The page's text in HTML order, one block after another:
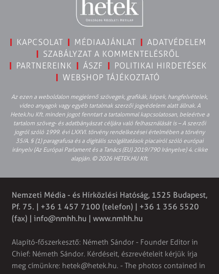
KAPCSOLAT MÉDIAAJÁNLAT
ADATVÉDELEM
SZABÁLYZAT A KOMMENTELÉSRŐL
PARTNEREINK
ÁSZF
POLITIKAI HIRDETÉSEK
WEBSHOP TÁJÉKOZTATÓ
Az ezen a weboldalon megjelenő szövegek, grafikák, képek, hangfelvételek,
video anyagok vagy egyéb tartalmak szerzői jogvédelem alatt állnak. A
Hetek.hu Kft. minden jogot fenntart a tartalommal kapcsolatosan, beleértve a
tartalom szöveg- és adatbányászat céljára való felhasználását is – A szerzői
jogról szóló 1999. évi LXXVI. törvény rendelkezései értelmében a törvény
35/A. § (1) paragrafusa és a digitális szolgáltatások piacairól szóló európai
irányelv (Az Európai Parlament és a Tanács (EU) 2019/790 Irányelve) 4. cikke
alapján. © 2026 HETEK.HU Kft.
Nemzeti Média - és Hírközlési Hatóság, 1525 Budapest,
Pf. 75. | +36 1 457 7100 (telefon) | +36 1 356 5520
(fax) | info@nmhh.hu | www.nmhh.hu
Alapító-főszerkesztő: Németh Sándor - Founder Editor in
Chief: Németh Sándor. Kérdéseit, észrevételeit kérjük írja
meg címünkre: hetek@hetek.hu. - The photos contained in